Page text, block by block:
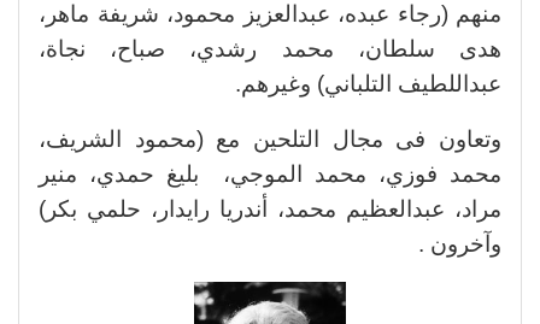
منهم (رجاء عبده، عبدالعزيز محمود، شريفة ماهر،
هدى سلطان، محمد رشدي، صباح، نجاة،
عبداللطيف التلباني) وغيرهم.
وتعاون فى مجال التلحين مع (محمود الشريف،
محمد فوزي، محمد الموجي، بليغ حمدي، منير
مراد، عبدالعظيم محمد، أندريا رايدار، حلمي بكر)
وآخرون .